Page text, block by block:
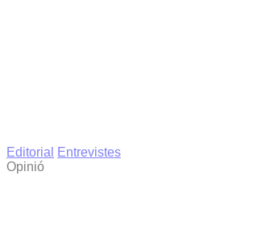
Editorial
Entrevistes
Opinió